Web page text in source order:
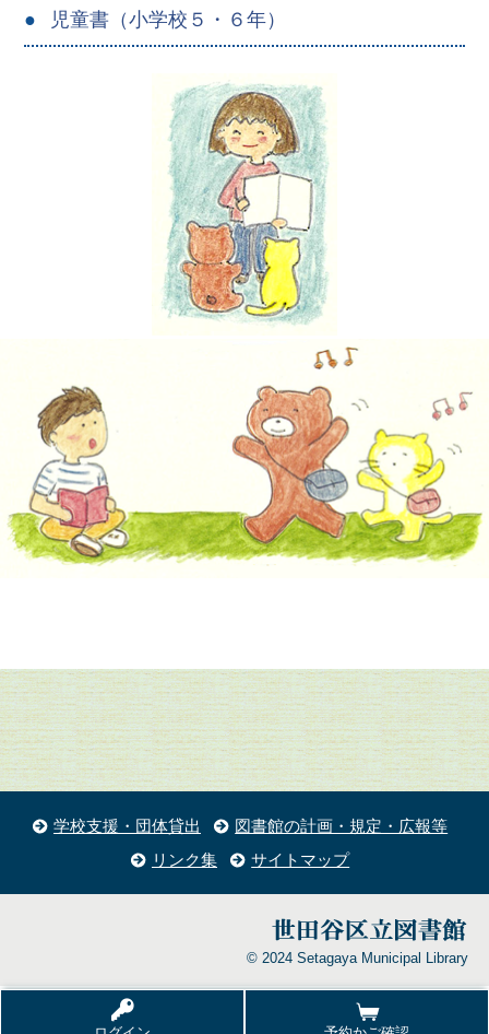
児童書（小学校５・６年）
学校支援・団体貸出
図書館の計画・規定・広報等
リンク集
サイトマップ
© 2024 Setagaya Municipal Library